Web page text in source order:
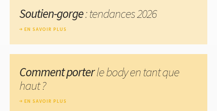
Soutien-gorge: tendances 2026
EN SAVOIR PLUS
Comment porterle body en tant que
haut ?
EN SAVOIR PLUS